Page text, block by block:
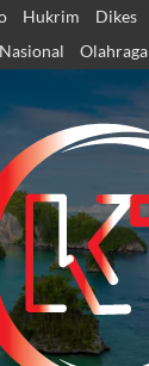
Hukrim Dikes
Nasional Olahraga